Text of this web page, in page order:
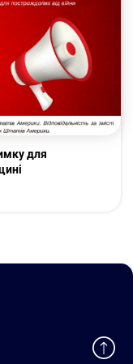
для